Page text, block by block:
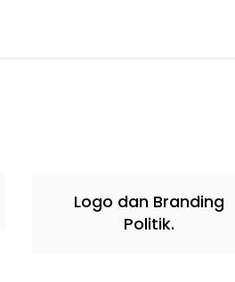
Logo dan Branding
Politik.